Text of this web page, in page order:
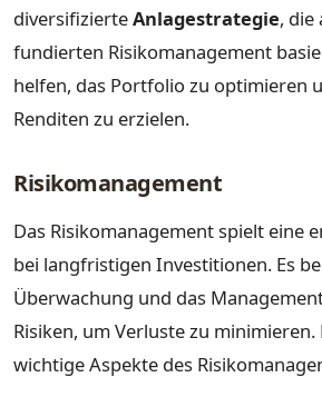
diversifizierteAnlagestrategie, die
fundierten Risikomanagement
helfen, das Portfolio zu optimieren
Renditen zu erzielen.
Risikomanagement
Das Risikomanagement spielt eine
bei langfristigen Investitionen. Es
Überwachung und das
Risiken, um Verluste zu
wichtige Aspekte des